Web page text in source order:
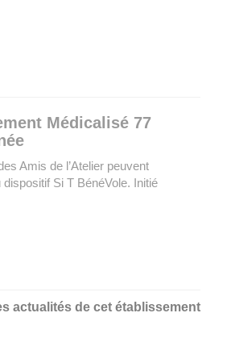
Médicalisé 77
Amis de l’Atelier peuvent
Si T BénéVole. Initié
actualités de cet établissement